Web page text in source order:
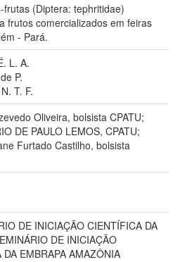
frutas (Diptera: tephritidae)
frutos comercializados em feiras
- Pará.
L. A.
P.
T. F.
Oliveira, bolsista CPATU;
DE PAULO LEMOS, CPATU;
Furtado Castilho, bolsista
DE INICIAÇÃO CIENTÍFICA DA
DE INICIAÇÃO
EMBRAPA AMAZÔNIA